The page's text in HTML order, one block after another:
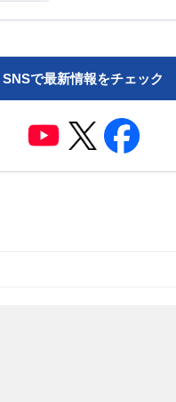
SNSで最新情報をチェック